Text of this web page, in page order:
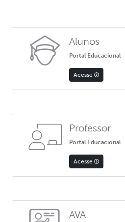
Alunos
Portal Educacional
Acesse
Professor
Portal Educacional
Acesse
AVA